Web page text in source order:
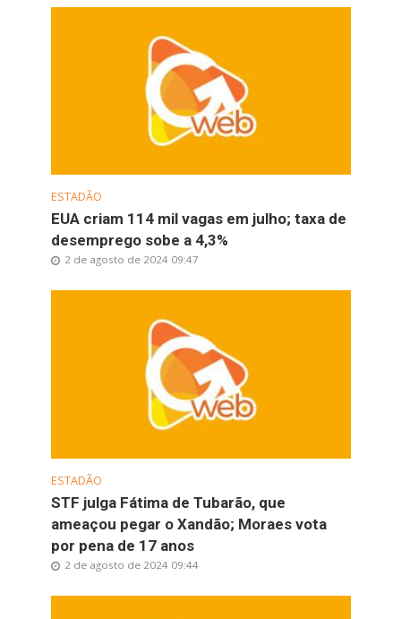
ESTADÃO
EUA criam 114 mil vagas em julho; taxa de
desemprego sobe a 4,3%
2 de agosto de 2024 09:47
ESTADÃO
STF julga Fátima de Tubarão, que
ameaçou pegar o Xandão; Moraes vota
por pena de 17 anos
2 de agosto de 2024 09:44